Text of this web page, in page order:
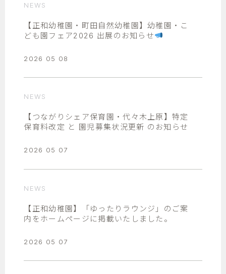
NEWS
【正和幼稚園・町田自然幼稚園】幼稚園・こ
ども園フェア2026 出展のお知らせ
2026 05 08
NEWS
【つながりシェア保育園・代々木上原】特定
保育料改定 と 園児募集状況更新 のお知らせ
2026 05 07
NEWS
【正和幼稚園】「ゆったりラウンジ」のご案
内をホームページに掲載いたしました。
2026 05 07